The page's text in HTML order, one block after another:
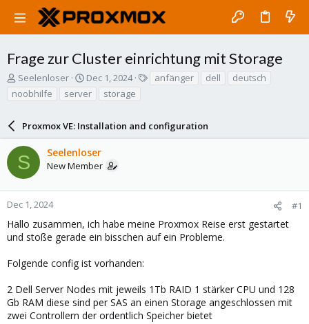
Frage zur Cluster einrichtung mit Storage
T
r
d
s
t
a
r
r
Seelenloser
S
a
t
d
a
t
Dec 1, 2024 anfänger dell
deutsch
noobhilfe
server storage
Proxmox VE: Installation and configuration
S Seelenloser
New Member
Dec 1, 2024 #1
Hallo zusammen, ich habe meine Proxmox Reise erst gestartet
und stoße gerade ein bisschen auf ein Probleme.
Folgende config ist vorhanden:
2 Dell Server Nodes mit jeweils 1Tb RAID 1 stärker CPU und 128
Gb RAM diese sind per SAS an einen Storage angeschlossen mit
zwei Controllern der ordentlich Speicher bietet